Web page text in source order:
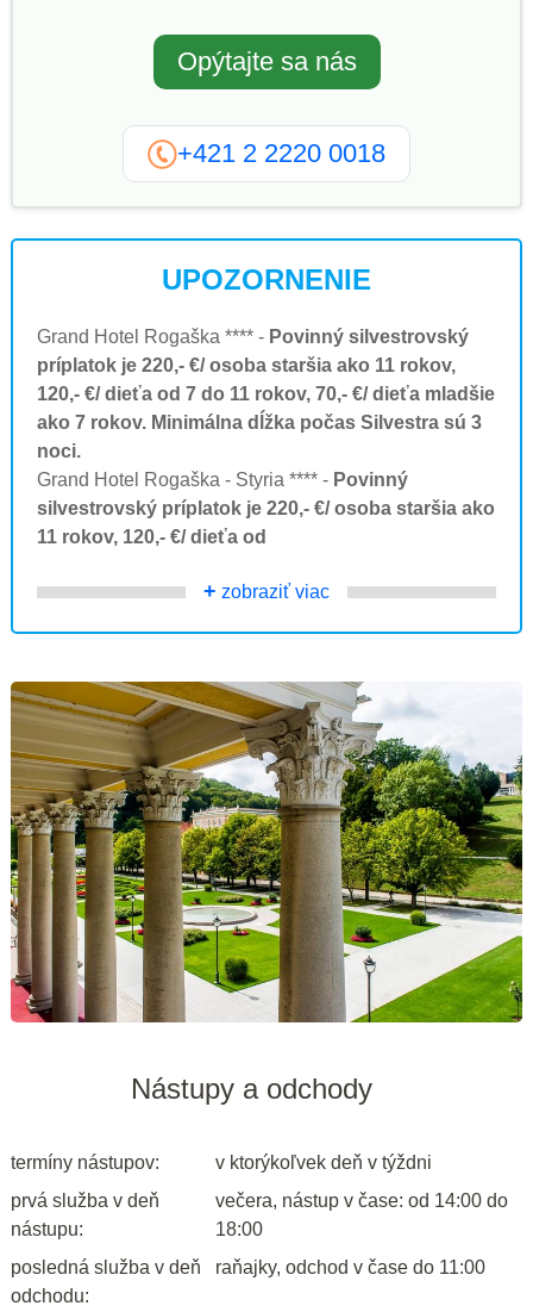
Opýtajte sa nás
+421 2 2220 0018
UPOZORNENIE
Grand Hotel Rogaška **** - Povinný silvestrovský
príplatok je 220,- €/ osoba staršia ako 11 rokov,
120,- €/ dieťa od 7 do 11 rokov, 70,- €/ dieťa mladšie
ako 7 rokov. Minimálna dĺžka počas Silvestra sú 3
noci.
Grand Hotel Rogaška - Styria **** - Povinný
silvestrovský príplatok je 220,- €/ osoba staršia ako
11 rokov, 120,- €/ dieťa od
+ zobraziť viac
Nástupy a odchody
termíny nástupov:
v ktorýkoľvek deň v týždni
prvá služba v deň
nástupu:
večera, nástup v čase: od 14:00 do
18:00
posledná služba v deň
odchodu:
raňajky, odchod v čase do 11:00